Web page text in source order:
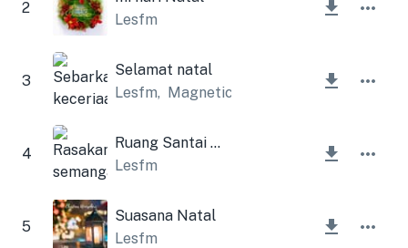
2
Lesfm
3
Selamat natal
Lesfm, Magnetic Trailer
4
Ruang Santai Natal
Lesfm
5
Suasana Natal
Lesfm